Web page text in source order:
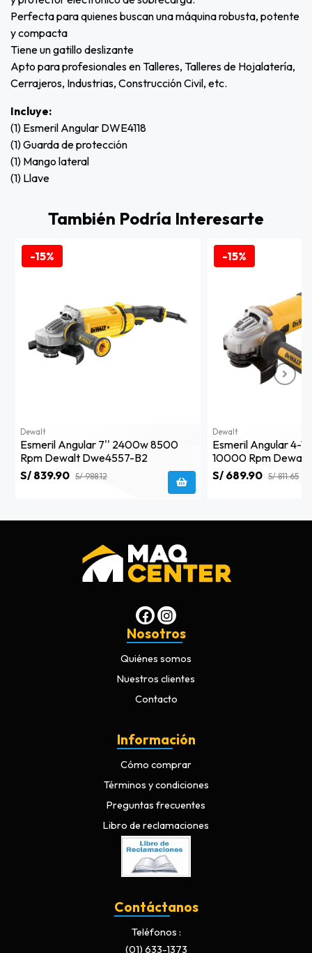
Perfecta para quienes buscan una máquina robusta, potente
y compacta
Tiene un gatillo deslizante
Apto para profesionales en Talleres, Talleres de Hojalatería,
Cerrajeros, Industrias, Construcción Civil, etc.
Incluye:
(1) Esmeril Angular DWE4118
(1) Guarda de protección
(1) Mango lateral
(1) Llave
También Podría Interesarte
-15%
Dewalt
Esmeril Angular 7'' 2400w 8500
Rpm Dewalt Dwe4557-B2
S/ 839.90 S/ 988.12
-15%
Dewalt
Esmeril Angular 4-
10000 Rpm
S/ 689.90 S/ 811.65
Nosotros
Quiénes somos
Nuestros clientes
Contacto
Información
Cómo comprar
Términos y condiciones
Preguntas frecuentes
Libro de reclamaciones
Contáctanos
Teléfonos
(01) 633-1373